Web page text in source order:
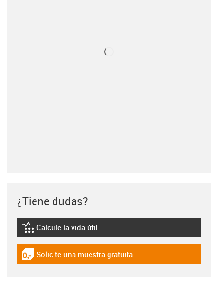
¿Tiene dudas?
igus-icon-lebensdauerrechner
Calcule la vida útil
igus-icon-gratismuster
Solicite una muestra gratuita